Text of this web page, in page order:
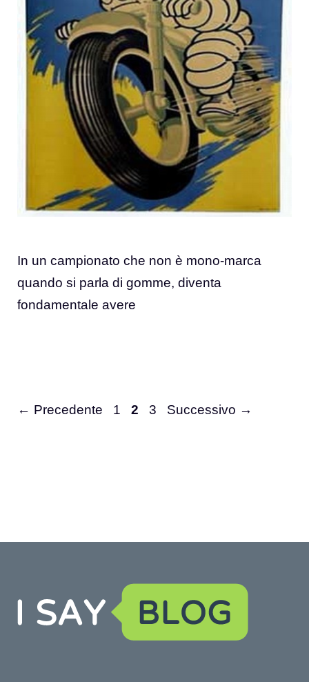
In un campionato che non è mono-marca
quando si parla di gomme, diventa
fondamentale avere
← Precedente Pagina
1 Pagina
2 Pagina
3 Successivo →